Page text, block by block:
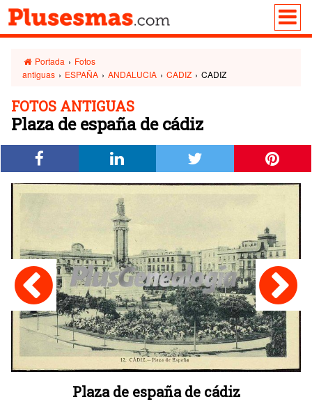
Portada › Fotos
antiguas › ESPAÑA › ANDALUCIA › CADIZ › CADIZ
FOTOS ANTIGUAS
Plaza de españa de cádiz
Plaza de españa de cádiz